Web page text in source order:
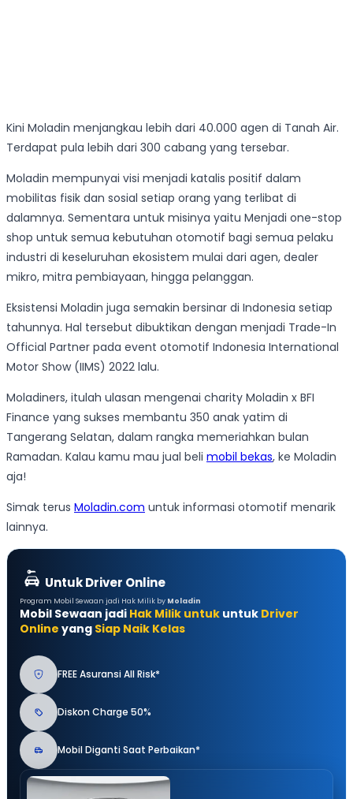
Kini Moladin menjangkau lebih dari 40.000 agen di Tanah Air.
Terdapat pula lebih dari 300 cabang yang tersebar.
Moladin mempunyai visi menjadi katalis positif dalam
mobilitas fisik dan sosial setiap orang yang terlibat di
dalamnya. Sementara untuk misinya yaitu Menjadi one-stop
shop untuk semua kebutuhan otomotif bagi semua pelaku
industri di keseluruhan ekosistem mulai dari agen, dealer
mikro, mitra pembiayaan, hingga pelanggan.
Eksistensi Moladin juga semakin bersinar di Indonesia setiap
tahunnya. Hal tersebut dibuktikan dengan menjadi Trade-In
Official Partner pada event otomotif Indonesia International
Motor Show (IIMS) 2022 lalu.
Moladiners, itulah ulasan mengenai charity Moladin x BFI
Finance yang sukses membantu 350 anak yatim di
Tangerang Selatan, dalam rangka memeriahkan bulan
Ramadan. Kalau kamu mau jual beli mobil bekas, ke Moladin
aja!
Simak terus Moladin.com untuk informasi otomotif menarik
lainnya.
Untuk Driver Online
Program Mobil Sewaan jadi Hak Milik by Moladin
Mobil Sewaan jadi Hak Milik untuk untuk Driver
Online yang Siap Naik Kelas
FREE Asuransi All Risk*
Diskon Charge 50%
Mobil Diganti Saat Perbaikan*